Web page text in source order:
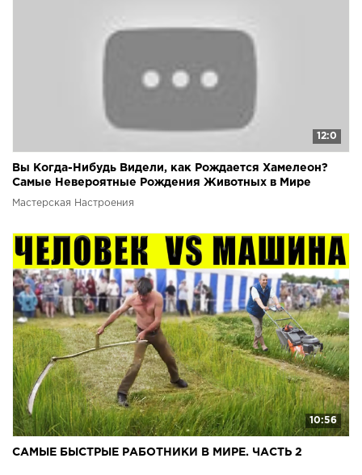
12:0
Вы Когда-Нибудь Видели, как Рождается Хамелеон?
Самые Невероятные Рождения Животных в Мире
Мастерская Настроения
10:56
САМЫЕ БЫСТРЫЕ РАБОТНИКИ В МИРЕ. ЧАСТЬ 2